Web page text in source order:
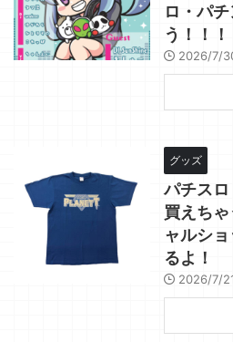
ロ・パ
う！！！
2026/7/
グッズ
パチス
買えち
ャルシ
るよ！
2026/7/